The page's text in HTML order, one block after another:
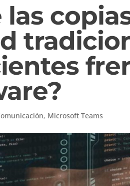
las
, Microsoft Teams